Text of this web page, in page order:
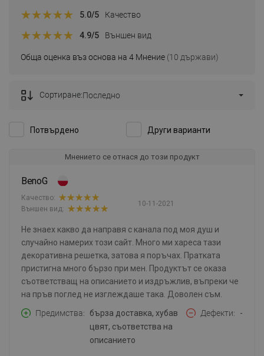
Обща оценка въз основа на 4 Мнение (10 държави)
5.0/5 Качество
4.9/5 Външен вид
Потвърдено Други варианти
Сортиране:Последно
Мнението се отнася до този продукт
BenoG
10-11-2021
Качество:
Външен вид:
Не знаех какво да направя с канала под моя душ и
случайно намерих този сайт. Много ми хареса тази
декоративна решетка, затова я поръчах. Пратката
пристигна много бързо при мен. Продуктът се оказа
съответстващ на описанието и издръжлив, въпреки че
на пръв поглед не изглеждаше така. Доволен съм.
Предимства
бърза доставка, хубав
цвят, съответства на
описанието
Дефекти -